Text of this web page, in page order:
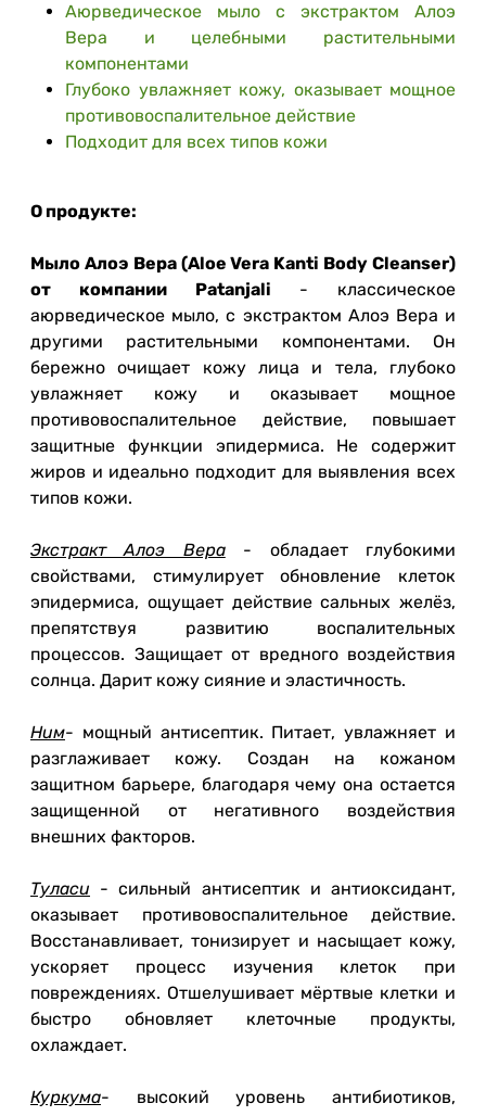
Аюрведическое мыло с экстрактом Алоэ
Вера и целебными растительными
компонентами
Глубоко увлажняет кожу, оказывает мощное
противовоспалительное действие
Подходит для всех типов кожи
О продукте:
Мыло Алоэ Вера (Aloe Vera Kanti Body Cleanser)
от компании Patanjali - классическое
аюрведическое мыло, с экстрактом Алоэ Вера и
другими растительными компонентами. Он
бережно очищает кожу лица и тела, глубоко
увлажняет кожу и оказывает мощное
противовоспалительное действие, повышает
защитные функции эпидермиса. Не содержит
жиров и идеально подходит для выявления всех
типов кожи.
Экстракт Алоэ Вера- обладает глубокими
свойствами, стимулирует обновление клеток
эпидермиса, ощущает действие сальных желёз,
препятствуя развитию воспалительных
процессов. Защищает от вредного воздействия
солнца. Дарит кожу сияние и эластичность.
Ним- мощный антисептик. Питает, увлажняет и
разглаживает кожу. Создан на кожаном
защитном барьере, благодаря чему она остается
защищенной от негативного воздействия
внешних факторов.
Туласи - сильный антисептик и антиоксидант,
оказывает противовоспалительное действие.
Восстанавливает, тонизирует и насыщает кожу,
ускоряет процесс изучения клеток при
повреждениях. Отшелушивает мёртвые клетки и
быстро обновляет клеточные продукты,
охлаждает.
Куркума- высокий уровень антибиотиков,